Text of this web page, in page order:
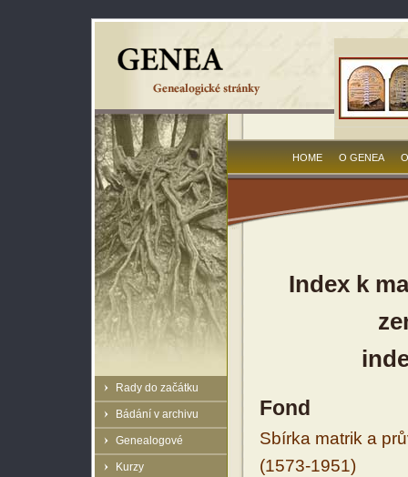
Rady do začátku
Bádání v archivu
Genealogové
Kurzy
HOME O GENEA
Index k
Fond
Sbírka matrik a
(1573-1951)